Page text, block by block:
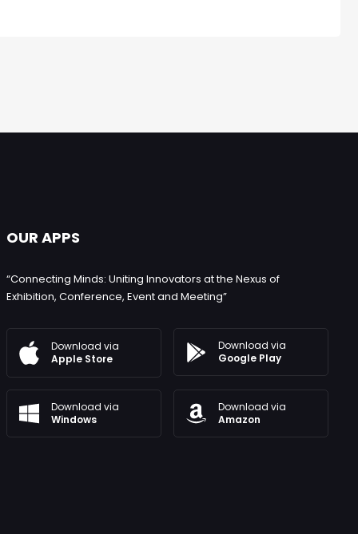
OUR APPS
“Connecting Minds: Uniting Innovators at the Nexus of
Exhibition, Conference, Event and Meeting”
Download via
Apple Store
Download via
Google Play
Download via
Windows
Download via
Amazon